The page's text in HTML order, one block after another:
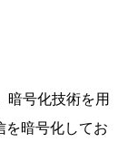
暗号化技術を用
を暗号化してお